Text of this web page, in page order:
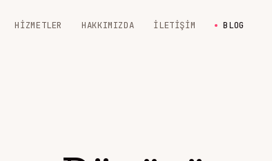
HIZMETLER HAKKIMIZDA İLETIŞIM BLOG